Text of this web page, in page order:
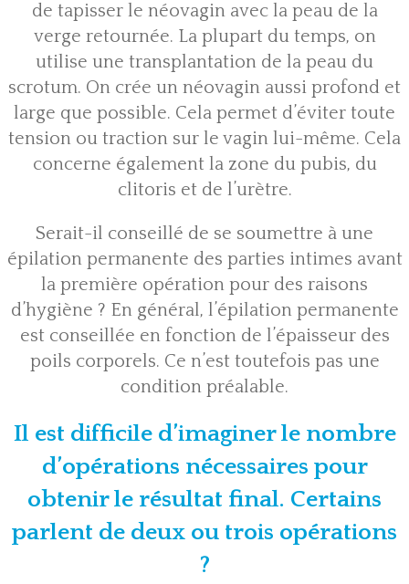
de tapisser le néovagin avec la peau de la
verge retournée. La plupart du temps, on
utilise une transplantation de la peau du
scrotum. On crée un néovagin aussi profond et
large que possible. Cela permet d’éviter toute
tension ou traction sur le vagin lui-même. Cela
concerne également la zone du pubis, du
clitoris et de l’urètre.
Serait-il conseillé de se soumettre à une
épilation permanente des parties intimes avant
la première opération pour des raisons
d’hygiène ? En général, l’épilation permanente
est conseillée en fonction de l’épaisseur des
poils corporels. Ce n’est toutefois pas une
condition préalable.
Il est difficile d’imaginer le nombre
d’opérations nécessaires pour
obtenir le résultat final. Certains
parlent de deux ou trois opérations
?